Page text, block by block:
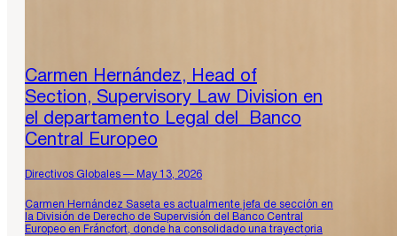
Carmen Hernández, Head of
Section, Supervisory Law Division en
el departamento Legal del Banco
Central Europeo
Directivos Globales — May 13, 2026
Carmen Hernández Saseta es actualmente jefa de sección en
la División de Derecho de Supervisión del Banco Central
Europeo en Fráncfort, donde ha consolidado una trayectoria